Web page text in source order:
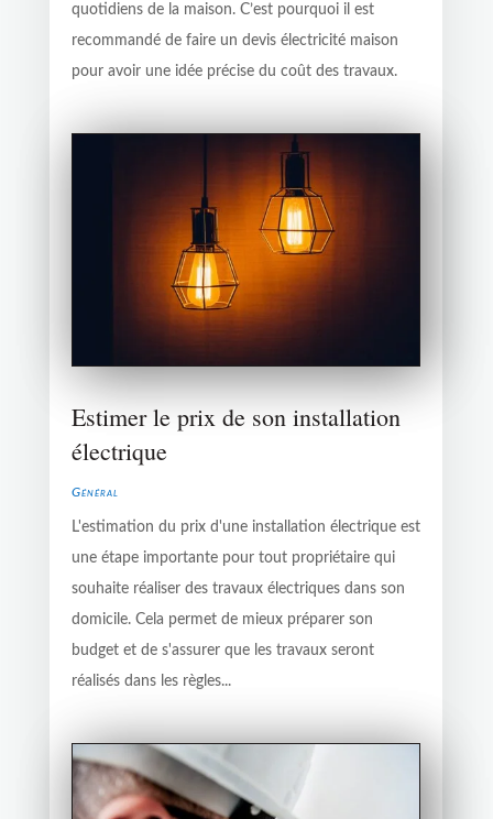
quotidiens de la maison. C’est pourquoi il est
recommandé de faire un devis électricité maison
pour avoir une idée précise du coût des travaux.
Estimer le prix de son installation
électrique
Général
L'estimation du prix d'une installation électrique est
une étape importante pour tout propriétaire qui
souhaite réaliser des travaux électriques dans son
domicile. Cela permet de mieux préparer son
budget et de s'assurer que les travaux seront
réalisés dans les règles...